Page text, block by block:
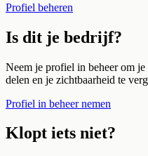
Profiel beheren
Is dit je bedrijf?
Neem je profiel in beheer om
delen en je zichtbaarheid te
Profiel in beheer nemen
Klopt iets niet?